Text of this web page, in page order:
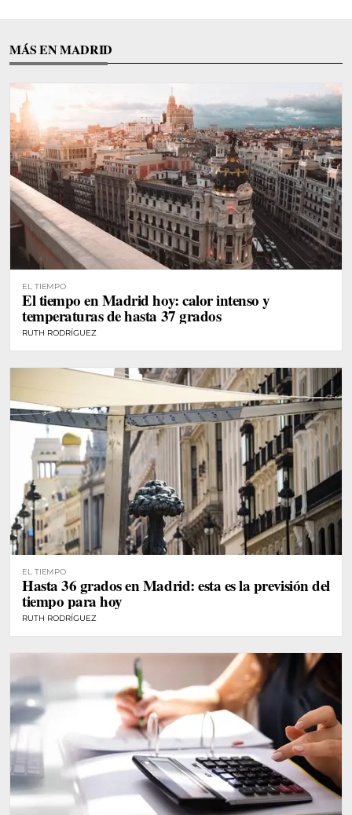
MÁS EN MADRID
EL TIEMPO
El tiempo en Madrid hoy: calor intenso y
temperaturas de hasta 37 grados
RUTH RODRÍGUEZ
EL TIEMPO
Hasta 36 grados en Madrid: esta es la previsión del
tiempo para hoy
RUTH RODRÍGUEZ